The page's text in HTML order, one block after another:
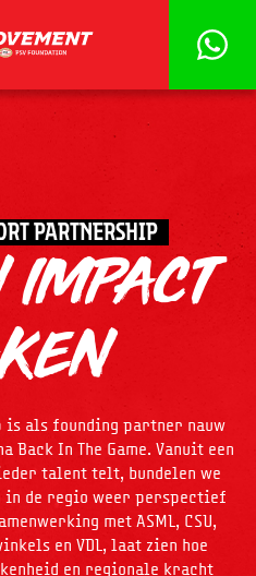
PARTNERSHIP
als founding partner nauw
In The Game. Vanuit een
talent telt, bundelen we
in de regio weer perspectief
met ASML, CSU,
en VDL, laat zien hoe
en regionale kracht